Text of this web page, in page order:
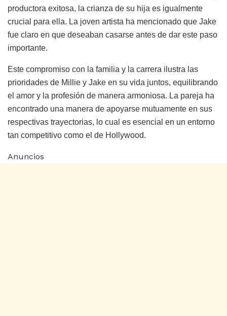
productora exitosa, la crianza de su hija es igualmente
crucial para ella. La joven artista ha mencionado que Jake
fue claro en que deseaban casarse antes de dar este paso
importante.
Este compromiso con la familia y la carrera ilustra las
prioridades de Millie y Jake en su vida juntos, equilibrando
el amor y la profesión de manera armoniosa. La pareja ha
encontrado una manera de apoyarse mutuamente en sus
respectivas trayectorias, lo cual es esencial en un entorno
tan competitivo como el de Hollywood.
Anuncios